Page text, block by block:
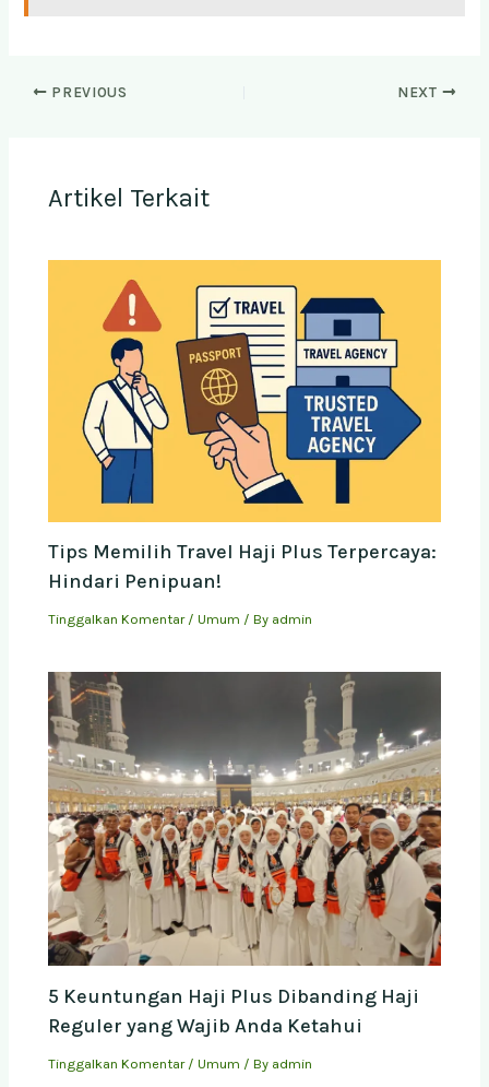
PREVIOUS NEXT
Artikel Terkait
Tips Memilih Travel Haji Plus Terpercaya:
Hindari Penipuan!
Tinggalkan Komentar /Umum / By admin
5 Keuntungan Haji Plus Dibanding Haji
Reguler yang Wajib Anda Ketahui
Tinggalkan Komentar /Umum / By admin